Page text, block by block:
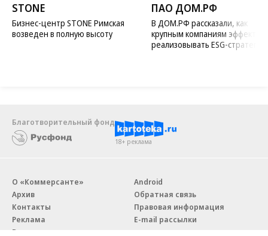
STONE
Бизнес-центр STONE Римская
возведен в полную высоту
ПАО ДОМ.РФ
В ДОМ.РФ рассказали, как
крупным компаниям
реализовывать ESG-стратегию
Благотворительный фонд
18+ реклама
О «Коммерсанте»
Архив
Контакты
Реклама
Вакансии
Android
Обратная связь
Правовая информация
E-mail рассылки